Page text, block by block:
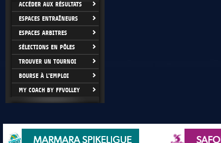
ACCÉDER AUX RÉSULTATS
ESPACES ENTRAÎNEURS
ESPACES ARBITRES
SÉLECTIONS EN PÔLES
TROUVER UN TOURNOI
BOURSE À L'EMPLOI
MY COACH BY FFVOLLEY